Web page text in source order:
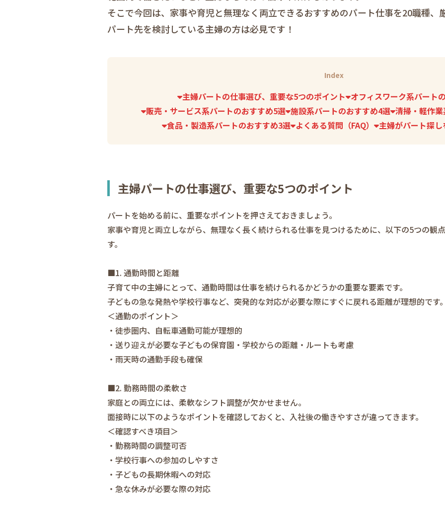
そこで今回は、家事や育児と無理なく両立できるおすすめのパート仕事を20職種、
パート先を検討している主婦の方は必見です！
Index
主婦パートの仕事選び、重要な5つのポイント オフィスワーク系パート
販売・サービス系パートのおすすめ5選 施設系パートのおすすめ4選 清掃・軽作
食品・製造系パートのおすすめ3選 よくある質問（FAQ） 主婦がパート探
主婦パートの仕事選び、重要な5つのポイント
パートを始める前に、重要なポイントを押さえておきましょう。
家事や育児と両立しながら、無理なく長く続けられる仕事を見つけるために、以下の5つの観
す。
■1. 通勤時間と距離
子育て中の主婦にとって、通勤時間は仕事を続けられるかどうかの重要な要素です。
子どもの急な発熱や学校行事など、突発的な対応が必要な際にすぐに戻れる距離が理想的です。
＜通勤のポイント＞
・徒歩圏内、自転車通勤可能が理想的
・送り迎えが必要な子どもの保育園・学校からの距離・ルートも考慮
・雨天時の通勤手段も確保
■2. 勤務時間の柔軟さ
家庭との両立には、柔軟なシフト調整が欠かせません。
面接時に以下のようなポイントを確認しておくと、入社後の働きやすさが違ってきます。
＜確認すべき項目＞
・勤務時間の調整可否
・学校行事への参加のしやすさ
・子どもの長期休暇への対応
・急な休みが必要な際の対応